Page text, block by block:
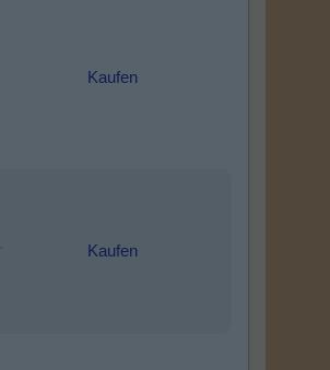
Kaufen
Kaufen